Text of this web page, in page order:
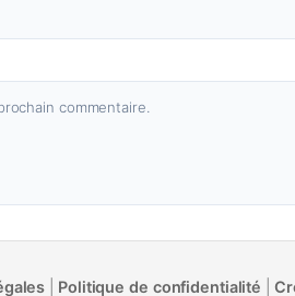
commentaire.
Politique de confidentialité